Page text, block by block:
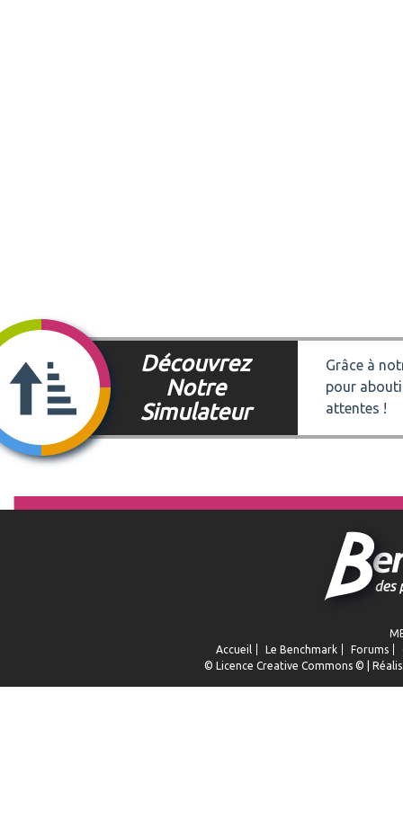
Découvrez
Notre
Simulateur
Grâce à
pour
attentes !
Accueil
Le Benchmark Forums
© Licence Creative Commons © |